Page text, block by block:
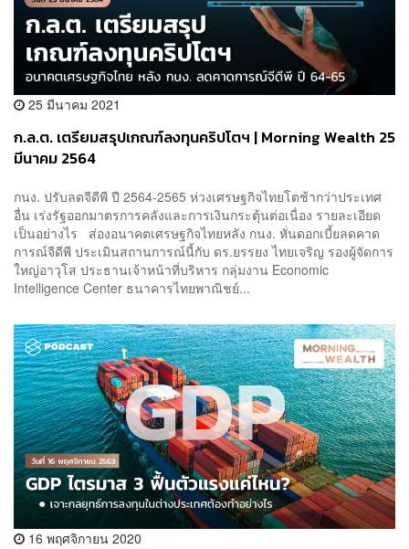
25 มีนาคม 2021
ก.ล.ต. เตรียมสรุปเกณฑ์ลงทุนคริปโตฯ | Morning Wealth 25
มีนาคม 2564
กนง. ปรับลดจีดีพี ปี 2564-2565 ห่วงเศรษฐกิจไทยโตช้ากว่าประเทศ
อื่น เร่งรัฐออกมาตรการคลังและการเงินกระตุ้นต่อเนื่อง รายละเอียด
เป็นอย่างไร ส่องอนาคตเศรษฐกิจไทยหลัง กนง. หั่นดอกเบี้ยลดคาด
การณ์จีดีพี ประเมินสถานการณ์นี้กับ ดร.ยรรยง ไทยเจริญ รองผู้จัดการ
ใหญ่อาวุโส ประธานเจ้าหน้าที่บริหาร กลุ่มงาน Economic
Intelligence Center ธนาคารไทยพาณิชย์...
16 พฤศจิกายน 2020